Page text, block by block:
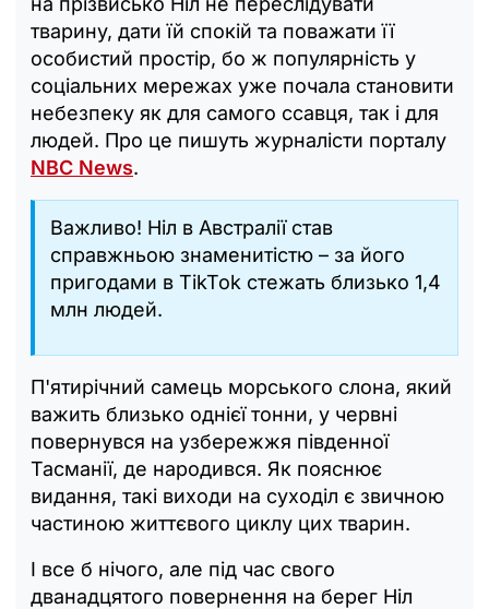
тварину, дати їй спокій та поважати її
особистий простір, бо ж популярність у
соціальних мережах уже почала становити
небезпеку як для самого ссавця, так і для
людей. Про це пишуть журналісти порталу
NBC News.
Важливо! Ніл в Австралії став
справжньою знаменитістю – за його
пригодами в TikTok стежать близько 1,4
млн людей.
П'ятирічний самець морського слона, який
важить близько однієї тонни, у червні
повернувся на узбережжя південної
Тасманії, де народився. Як пояснює
видання, такі виходи на суходіл є звичною
частиною життєвого циклу цих тварин.
І все б нічого, але під час свого
дванадцятого повернення на берег Ніл